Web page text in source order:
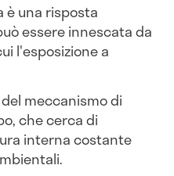
è una risposta
essere innescata da
l'esposizione a
meccanismo di
che cerca di
interna costante